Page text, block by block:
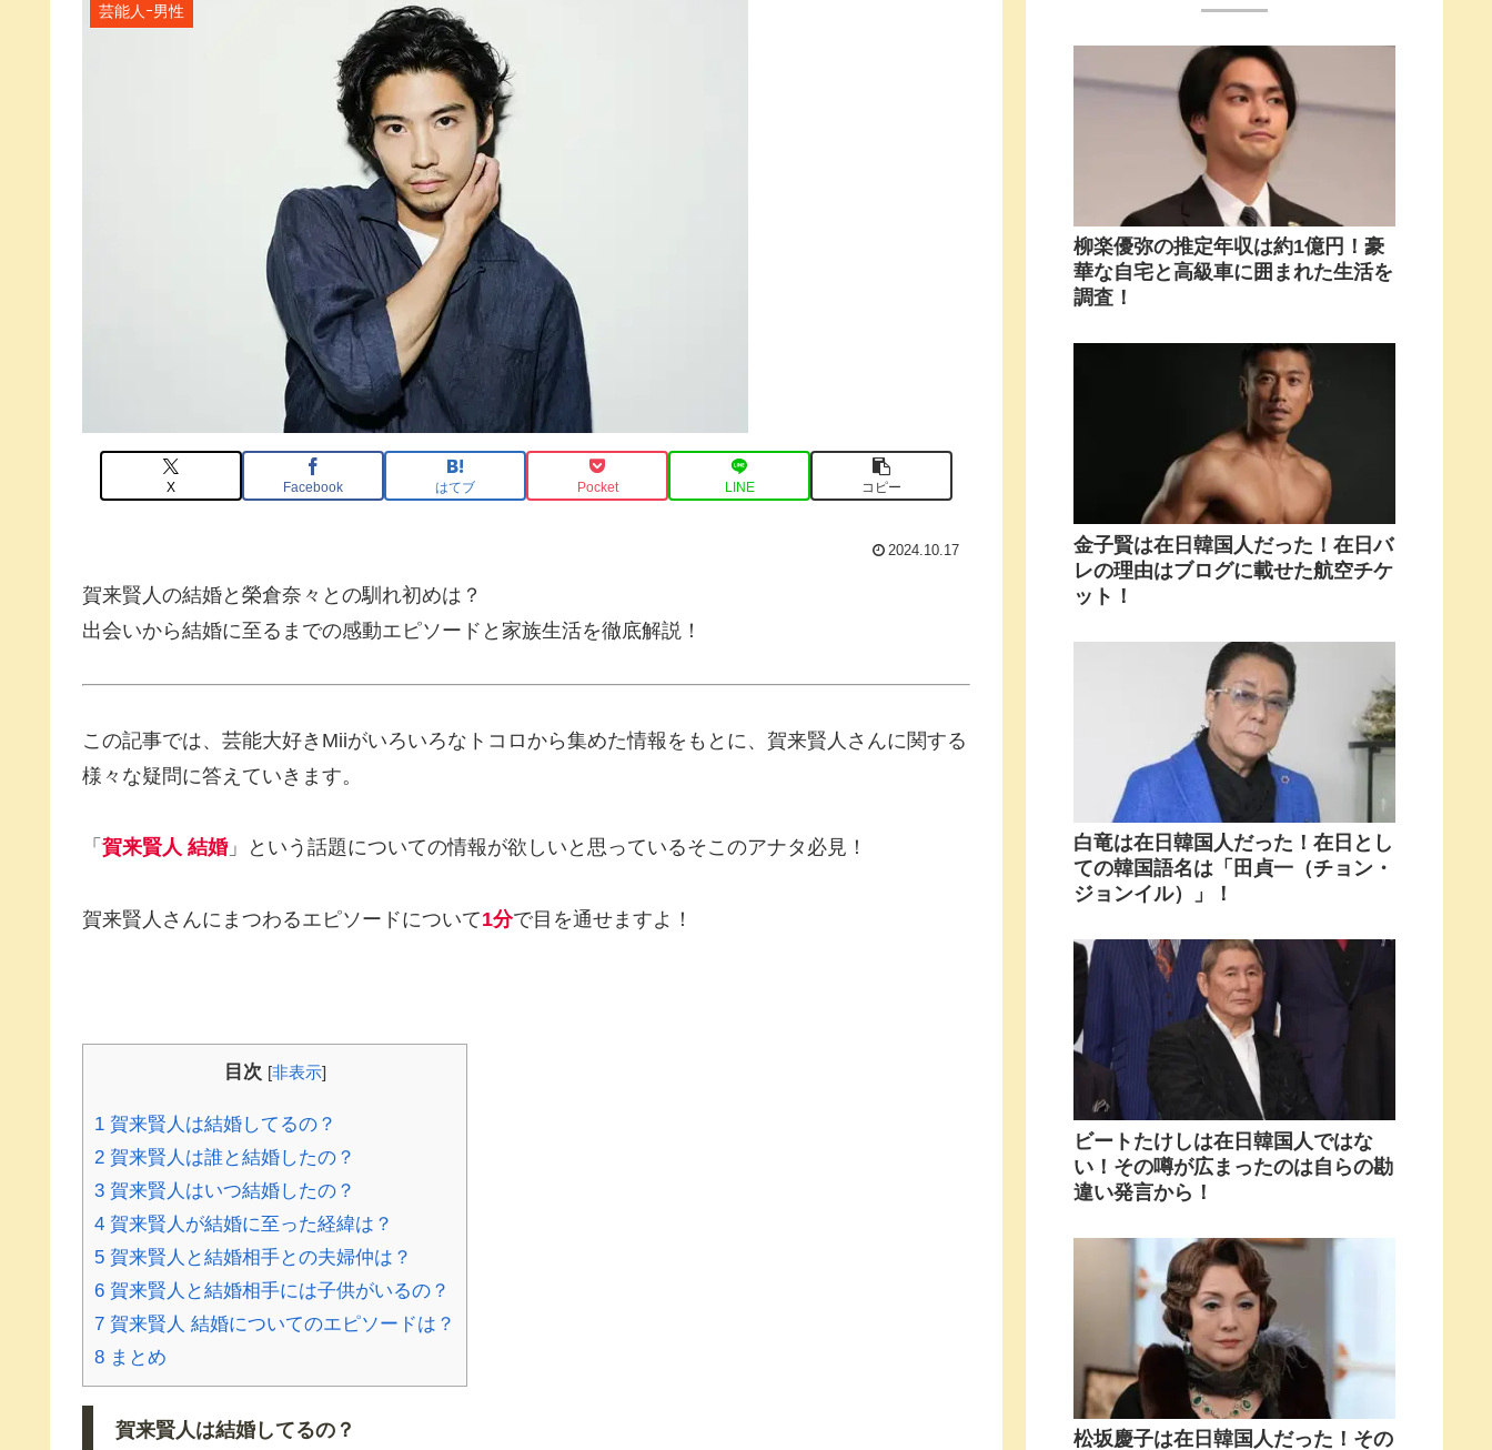
芸能人ｰ男性
X Facebook はてブ Pocket LINE コピー
2024.10.17
賀来賢人の結婚と榮倉奈々との馴れ初めは？
出会いから結婚に至るまでの感動エピソードと家族生活を徹底解説！
この記事では、芸能大好きMiiがいろいろなトコロから集めた情報をもとに、賀来賢人さんに関する
様々な疑問に答えていきます。
「賀来賢人 結婚」という話題についての情報が欲しいと思っているそこのアナタ必見！
賀来賢人さんにまつわるエピソードについて1分で目を通せますよ！
目次 [非表示]
1 賀来賢人は結婚してるの？
2 賀来賢人は誰と結婚したの？
3 賀来賢人はいつ結婚したの？
4 賀来賢人が結婚に至った経緯は？
5 賀来賢人と結婚相手との夫婦仲は？
6 賀来賢人と結婚相手には子供がいるの？
7 賀来賢人 結婚についてのエピソードは？
8 まとめ
賀来賢人は結婚してるの？
柳楽優弥の推定年収は約1億円！豪
華な自宅と高級車に囲まれた生活を
調査！
金子賢は在日韓国人だった！在日バ
レの理由はブログに載せた航空チケ
ット！
白竜は在日韓国人だった！在日とし
ての韓国語名は「田貞一（チョン・
ジョンイル）」！
ビートたけしは在日韓国人ではな
い！その噂が広まったのは自らの勘
違い発言から！
松坂慶子は在日韓国人だった！その